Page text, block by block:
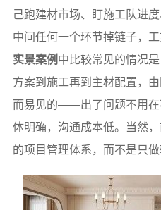
己跑建材市场、盯施工队进
中间任何一个环节掉链子，工
实景案例 中比较常见的情况
方案到施工再到主材配置，
而易见的——出了问题不用在
体明确，沟通成本低。当然
的项目管理体系，而不是只做